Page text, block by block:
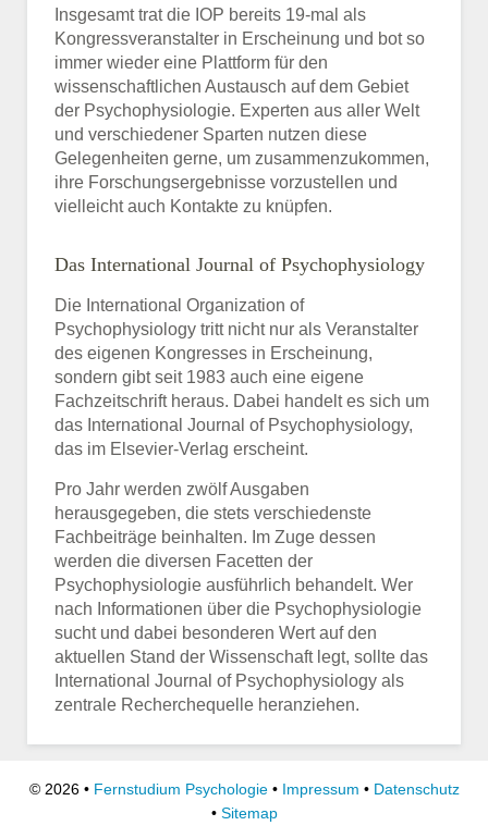
Insgesamt trat die IOP bereits 19-mal als
Kongressveranstalter in Erscheinung und bot so
immer wieder eine Plattform für den
wissenschaftlichen Austausch auf dem Gebiet
der Psychophysiologie. Experten aus aller Welt
und verschiedener Sparten nutzen diese
Gelegenheiten gerne, um zusammenzukommen,
ihre Forschungsergebnisse vorzustellen und
vielleicht auch Kontakte zu knüpfen.
Das International Journal of Psychophysiology
Die International Organization of
Psychophysiology tritt nicht nur als Veranstalter
des eigenen Kongresses in Erscheinung,
sondern gibt seit 1983 auch eine eigene
Fachzeitschrift heraus. Dabei handelt es sich um
das International Journal of Psychophysiology,
das im Elsevier-Verlag erscheint.
Pro Jahr werden zwölf Ausgaben
herausgegeben, die stets verschiedenste
Fachbeiträge beinhalten. Im Zuge dessen
werden die diversen Facetten der
Psychophysiologie ausführlich behandelt. Wer
nach Informationen über die Psychophysiologie
sucht und dabei besonderen Wert auf den
aktuellen Stand der Wissenschaft legt, sollte das
International Journal of Psychophysiology als
zentrale Recherchequelle heranziehen.
© 2026 • Fernstudium Psychologie• Impressum • Datenschutz
• Sitemap